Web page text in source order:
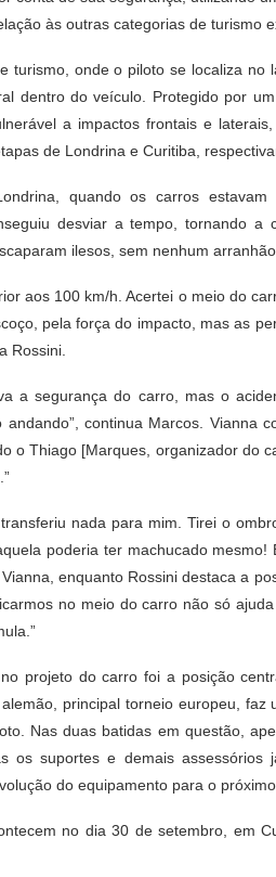
às outras categorias de turismo
turismo, onde o piloto se localiza no
dentro do veículo. Protegido por
a impactos frontais e
de Londrina e Curitiba,
quando os carros
desviar a tempo, tornando a
ilesos, sem nenhum
aos 100 km/h. Acertei o meio do
pela força do impacto, mas as
Rossini.
a segurança do carro, mas o
continua Marcos. Vianna
o Thiago [Marques, organizador do
nada para mim. Tirei o
poderia ter machucado
enquanto Rossini destaca a
no meio do carro não só
projeto do carro foi a posição
principal torneio europeu, faz
Nas duas batidas em questão,
os suportes e demais assessórios
do equipamento para o próximo
no dia 30 de setembro, em